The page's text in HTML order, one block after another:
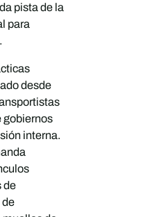
pista de la
para
desde
gobiernos
interna.
de
de